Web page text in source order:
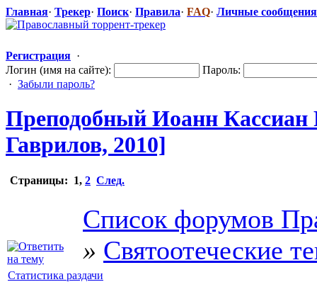
Главная· Трекер· Поиск· Правила· FAQ· Личные сообщения
Регистрация ·
Логин (имя на сайте):
Пароль:
· Забыли пароль?
Преподобный Иоанн
Гаврилов, 2010]
Страницы: 1, 2 След.
Список форумов
» Святоотеческие
Статистика раздачи